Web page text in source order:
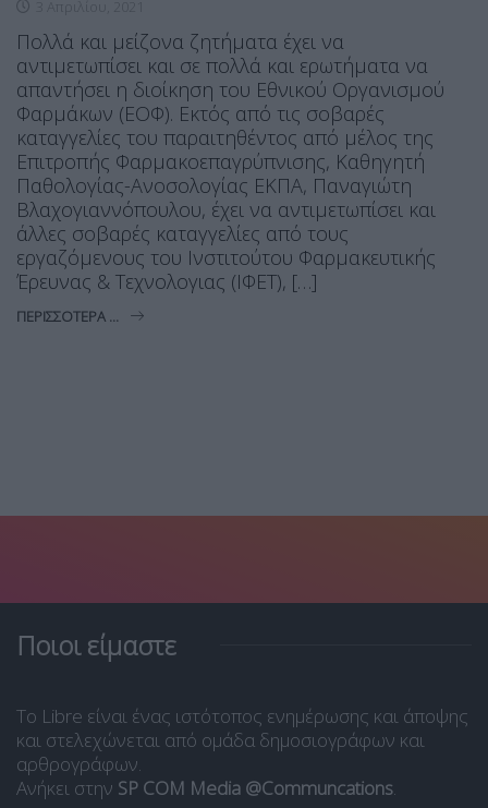
Πολλά και μείζονα ζητήματα έχει να
αντιμετωπίσει και σε πολλά και ερωτήματα να
απαντήσει η διοίκηση του Εθνικού Οργανισμού
Φαρμάκων (ΕΟΦ). Εκτός από τις σοβαρές
καταγγελίες του παραιτηθέντος από μέλος της
Επιτροπής Φαρμακοεπαγρύπνισης, Καθηγητή
Παθολογίας-Ανοσολογίας ΕΚΠΑ, Παναγιώτη
Βλαχογιαννόπουλου, έχει να αντιμετωπίσει και
άλλες σοβαρές καταγγελίες από τους
εργαζόμενους του Ινστιτούτου Φαρμακευτικής
Έρευνας & Τεχνολογιας (ΙΦΕΤ), […]
ΠΕΡΙΣΣΌΤΕΡΑ ...
Ποιοι είμαστε
Το Libre είναι ένας ιστότοπος ενημέρωσης και άποψης
και στελεχώνεται από ομάδα δημοσιογράφων και
αρθρογράφων.
Ανήκει στην SP COM Media @Communcations.